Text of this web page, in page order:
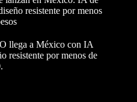
resistente por menos
llega a México con IA
resistente por menos de